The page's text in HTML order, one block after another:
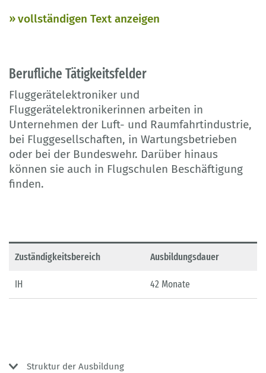
vollständigen Text anzeigen
Berufliche Tätigkeitsfelder
Fluggerätelektroniker und
Fluggerätelektronikerinnen arbeiten in
Unternehmen der Luft- und Raumfahrtindustrie,
bei Fluggesellschaften, in Wartungsbetrieben
oder bei der Bundeswehr. Darüber hinaus
können sie auch in Flugschulen Beschäftigung
finden.
Zuständigkeitsbereich Ausbildungsdauer
IH 42 Monate
Struktur der Ausbildung